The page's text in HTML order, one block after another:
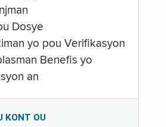
Dosye
yo pou Verifikasyon
Benefis yo
an
KONT OU